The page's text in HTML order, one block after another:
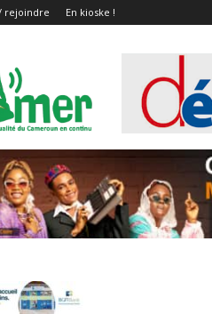
rejoindre En kioske !